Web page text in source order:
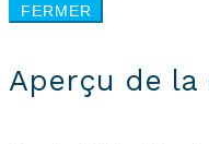
FERMER
Aperçu de